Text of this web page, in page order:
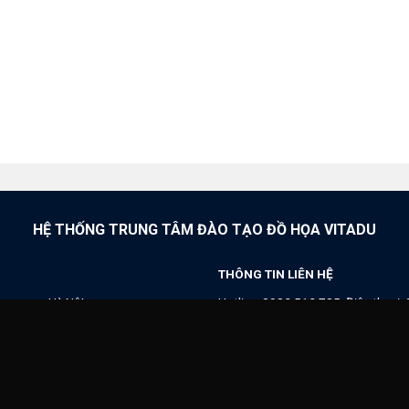
HỆ THỐNG TRUNG TÂM ĐÀO TẠO ĐỒ HỌA VITADU
Hà NộI
THÔNG TIN LIÊN HỆ
Hotline:0982.512.785, Điện thoại: